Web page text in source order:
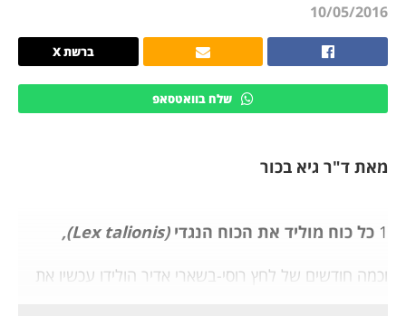
10/05/2016
ברשת X
שלח בוואטסאפ
מאת ד"ר גיא בכור
1 כל כוח מוליד את הכוח הנגדי(Lex talionis),
וכמה חודשים של לחץ רוסי-בשארי אדיר הולידו עכשיו את